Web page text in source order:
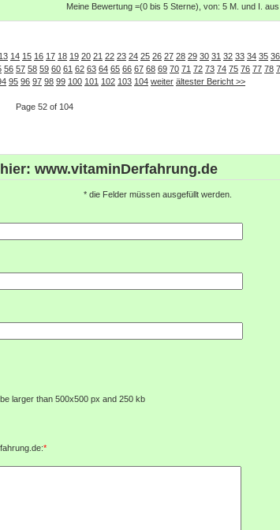
Meine Bewertung =(0 bis 5 Sterne), von: 5 M. und I. aus
13 14 15 16 17 18 19 20 21 22 23 24 25 26 27 28 29 30 31 32 33 34 35 36
56 57 58 59 60 61 62 63 64 65 66 67 68 69 70 71 72 73 74 75 76 77 78
95 96 97 98 99 100 101 102 103 104 weiter ältester Bericht >>
Page 52 of 104
www.vitaminDerfahrung.de
* die Felder müssen ausgefüllt werden.
larger than 500x500 px and 250 kb
*